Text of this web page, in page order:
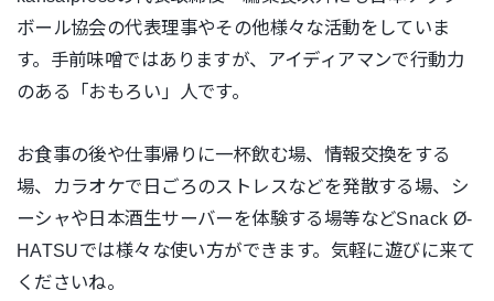
ボール協会の代表理事やその他様々な活動をしていま
す。手前味噌ではありますが、アイディアマンで行動力
のある「おもろい」人です。
お食事の後や仕事帰りに一杯飲む場、情報交換をする
場、カラオケで日ごろのストレスなどを発散する場、シ
ーシャや日本酒生サーバーを体験する場等などSnack Ø-
HATSUでは様々な使い方ができます。気軽に遊びに来て
くださいね。